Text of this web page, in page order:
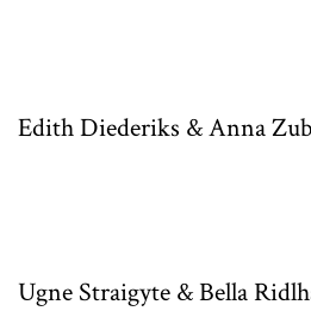
Edith Diederiks & Anna
Ugne Straigyte & Bella